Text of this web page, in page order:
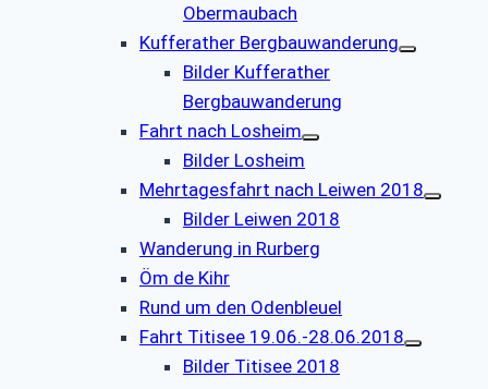
Obermaubach
Kufferather Bergbauwanderung
Bilder Kufferather
Bergbauwanderung
Fahrt nach Losheim
Bilder Losheim
Mehrtagesfahrt nach Leiwen 2018
Bilder Leiwen 2018
Wanderung in Rurberg
Öm de Kihr
Rund um den Odenbleuel
Fahrt Titisee 19.06.-28.06.2018
Bilder Titisee 2018